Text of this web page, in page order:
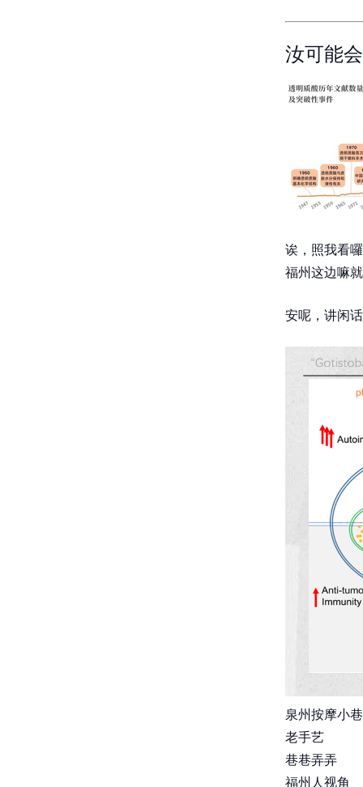
汝可能
诶，照我看
福州这边嘛
安呢，讲闲
泉州按摩小巷
老手艺
巷巷弄弄
福州人视角